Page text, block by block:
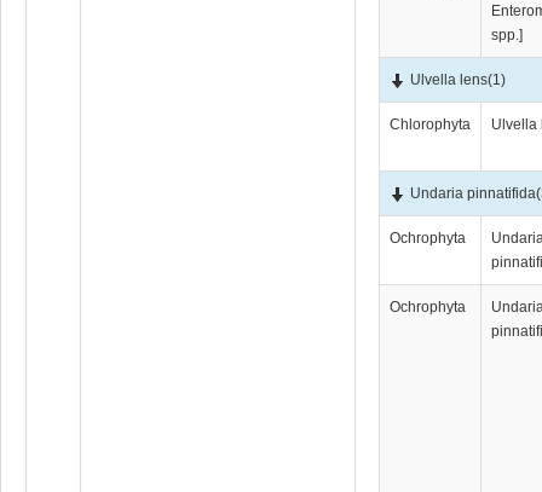
spp.]
Ulvella lens(1)
Chlorophyta Ulvella
Undaria pinnatifida
Ochrophyta
Ochrophyta